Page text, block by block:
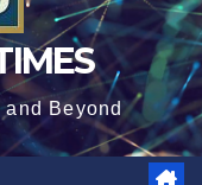
Beyond